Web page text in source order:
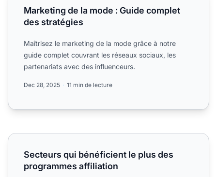
Marketing de la mode : Guide complet
des stratégies
Maîtrisez le marketing de la mode grâce à notre
guide complet couvrant les réseaux sociaux, les
partenariats avec des influenceurs.
Dec 28, 2025 11 min de lecture
Secteurs qui bénéficient le plus des programmes
Secteurs qui bénéficient le plus des
programmes affiliation